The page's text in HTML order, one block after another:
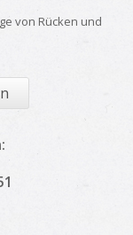
von Rücken und